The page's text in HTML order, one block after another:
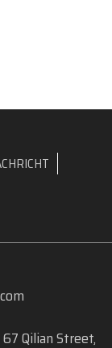
Qilian Street,